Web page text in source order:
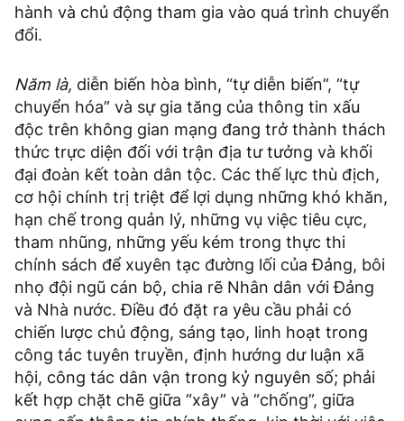
hành và chủ động tham gia vào quá trình chuyển
đổi.
Năm là, diễn biến hòa bình, “tự diễn biến”, “tự
chuyển hóa” và sự gia tăng của thông tin xấu
độc trên không gian mạng đang trở thành thách
thức trực diện đối với trận địa tư tưởng và khối
đại đoàn kết toàn dân tộc. Các thế lực thù địch,
cơ hội chính trị triệt để lợi dụng những khó khăn,
hạn chế trong quản lý, những vụ việc tiêu cực,
tham nhũng, những yếu kém trong thực thi
chính sách để xuyên tạc đường lối của Đảng, bôi
nhọ đội ngũ cán bộ, chia rẽ Nhân dân với Đảng
và Nhà nước. Điều đó đặt ra yêu cầu phải có
chiến lược chủ động, sáng tạo, linh hoạt trong
công tác tuyên truyền, định hướng dư luận xã
hội, công tác dân vận trong kỷ nguyên số; phải
kết hợp chặt chẽ giữa “xây” và “chống”, giữa